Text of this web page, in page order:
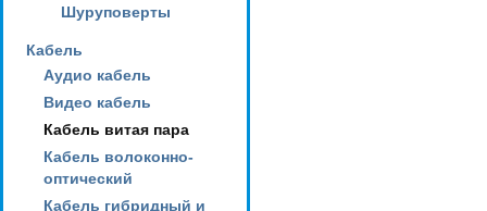
Шуруповерты
Кабель
Аудио кабель
Видео кабель
Кабель витая пара
Кабель волоконно-
оптический
Кабель гибридный и